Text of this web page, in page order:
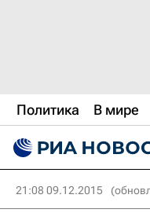
Политика В мире
21:08 09.12.2015